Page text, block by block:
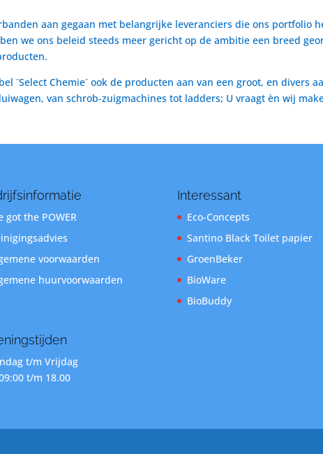
aan gegaan met belangrijke leveranciers die ons portfolio
we ons beleid steeds meer gericht op de ambitie een breed
´Select Chemie´ ook de producten aan van een groot, en divers
van schrob-zuigmachines tot ladders; U vraagt èn wij
got the POWER
voorwaarden
huurvoorwaarden
t/m Vrijdag
t/m 18.00
Interessant
Eco-Concepts
Santino Black Toilet papier
GroenBeker
BioWare
BioBuddy